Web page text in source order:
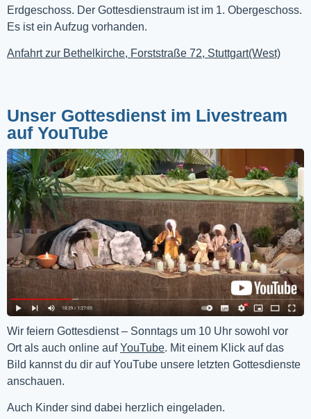
Erdgeschoss. Der Gottesdienstraum ist im 1. Obergeschoss.
Es ist ein Aufzug vorhanden.
Anfahrt zur Bethelkirche, Forststraße 72, Stuttgart(West)
Unser Gottesdienst im Livestream
auf YouTube
Wir feiern Gottesdienst – Sonntags um 10 Uhr sowohl vor
Ort als auch online auf YouTube. Mit einem Klick auf das
Bild kannst du dir auf YouTube unsere letzten Gottesdienste
anschauen.
Auch Kinder sind dabei herzlich eingeladen.